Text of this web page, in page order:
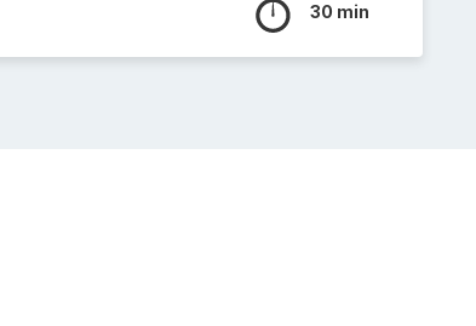
30 min